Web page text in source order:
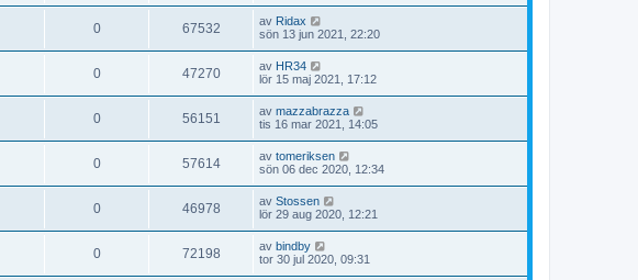
0 67532 av Ridax
sön 13 jun 2021, 22:20
0 47270 av HR34
lör 15 maj 2021, 17:12
0 56151 av mazzabrazza
tis 16 mar 2021, 14:05
0 57614 av tomeriksen
sön 06 dec 2020, 12:34
0 46978 av Stossen
lör 29 aug 2020, 12:21
0 72198 av bindby
tor 30 jul 2020, 09:31